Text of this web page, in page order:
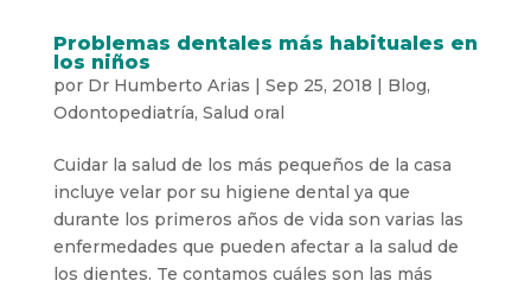
Problemas dentales más habituales en
los niños
por Dr Humberto Arias Sep 25, 2018 Blog,
Odontopediatría, Salud oral
Cuidar la salud de los más pequeños de la casa
incluye velar por su higiene dental ya que
durante los primeros años de vida son varias las
enfermedades que pueden afectar a la salud de
los dientes. Te contamos cuáles son las más